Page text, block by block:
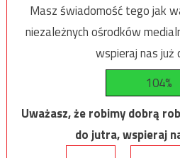
Masz świadomość tego jak
niezależnych ośrodków
wspieraj nas już
104%
Uważasz, że robimy dobrą
do jutra, wspieraj